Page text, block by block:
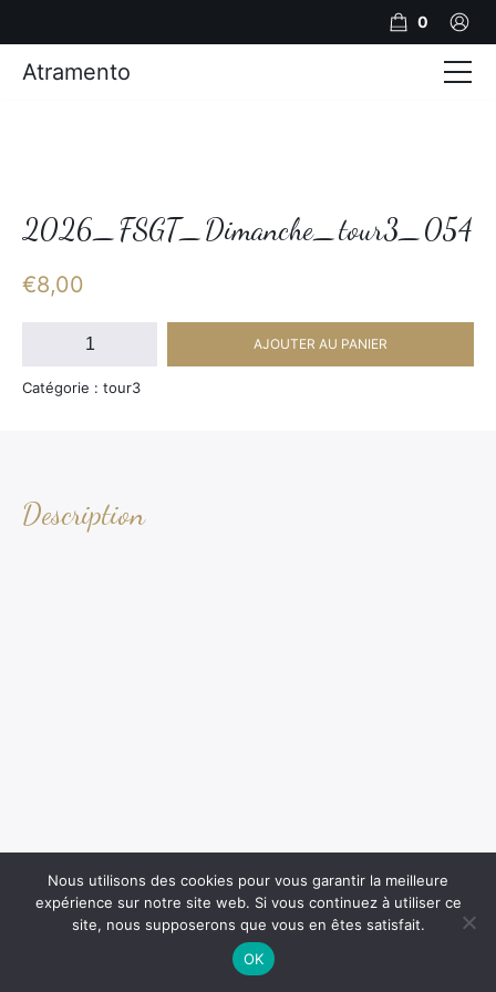
2026_FSGT_Dimanche_tour3_054
€8,00
quantité
2026_FSGT_Dimanche_tour3_054
AJOUTER AU PANIER
Catégorie : tour3
Description
0
Atramento
Photos
Nous utilisons des cookies pour vous garantir la meilleure
expérience sur notre site web. Si vous continuez à utiliser ce
site, nous supposerons que vous en êtes satisfait.
OK